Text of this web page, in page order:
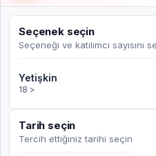
Seçenek seçin
Seçeneği ve katılımcı sayısını
Yetişkin
18 >
Tarih seçin
Tercih ettiğiniz tarihi seçin